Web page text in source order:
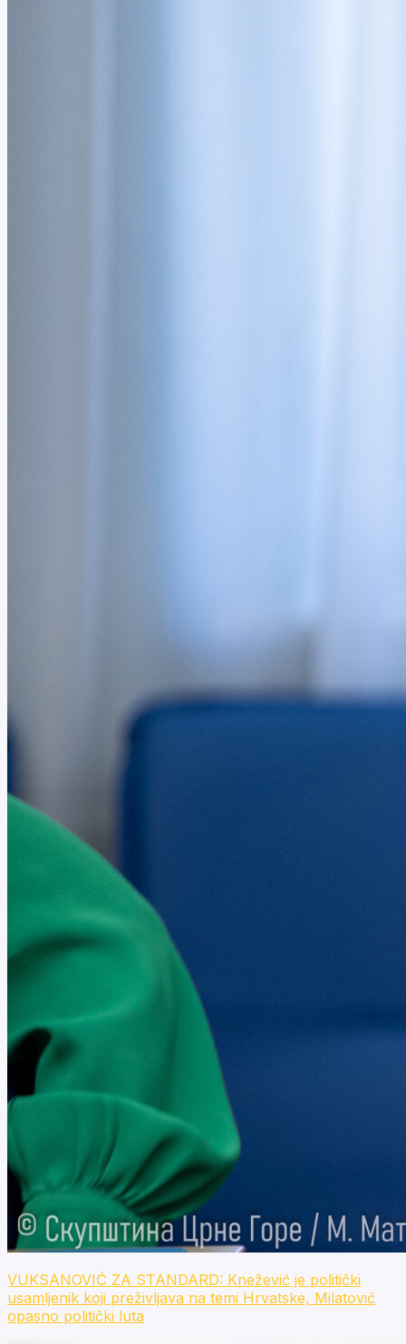
VUKSANOVIĆ ZA STANDARD: Knežević je politički
usamljenik koji preživljava na temi Hrvatske, Milatović
opasno politički luta